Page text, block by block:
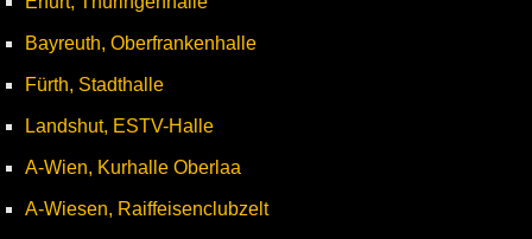
Bayreuth, Oberfrankenhalle
Fürth, Stadthalle
Landshut, ESTV-Halle
A-Wien, Kurhalle Oberlaa
A-Wiesen, Raiffeisenclubzelt